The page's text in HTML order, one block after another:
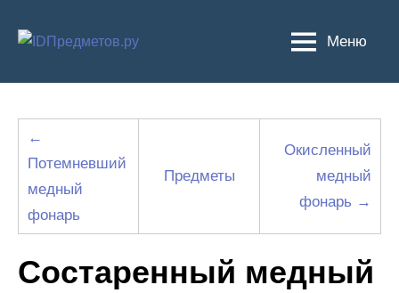
Меню
←
Потемневший
медный
фонарь
Предметы
Окисленный
медный
фонарь →
Состаренный медный